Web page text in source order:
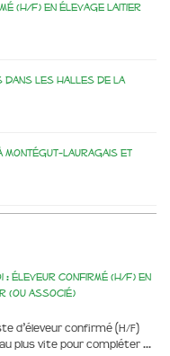
(H/F) en élevage laitier
dans les Halles de la
Montégut-Lauragais et
: éleveur confirmé (H/F) en
(ou associé)
d’éleveur confirmé (H/F)
plus vite pour compléter …